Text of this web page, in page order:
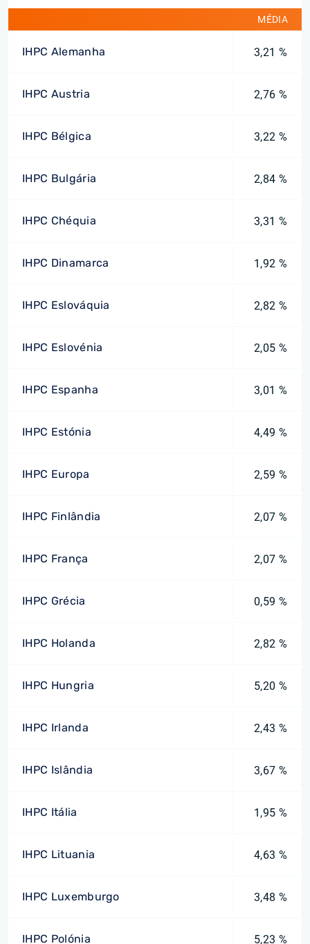
MÉDIA
IHPC Alemanha 3,21 %
IHPC Austria 2,76 %
IHPC Bélgica 3,22 %
IHPC Bulgária 2,84 %
IHPC Chéquia 3,31 %
IHPC Dinamarca 1,92 %
IHPC Eslováquia 2,82 %
IHPC Eslovénia 2,05 %
IHPC Espanha 3,01 %
IHPC Estónia 4,49 %
IHPC Europa 2,59 %
IHPC Finlândia 2,07 %
IHPC França 2,07 %
IHPC Grécia 0,59 %
IHPC Holanda 2,82 %
IHPC Hungria 5,20 %
IHPC Irlanda 2,43 %
IHPC Islândia 3,67 %
IHPC Itália 1,95 %
IHPC Lituania 4,63 %
IHPC Luxemburgo 3,48 %
IHPC Polónia 5,23 %